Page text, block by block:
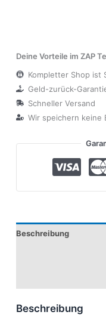
Deine Vorteile im ZAP
Kompletter Shop ist
Geld-zurück-
Schneller Versand
Wir speichern keine
Beschreibung
Beschreibung